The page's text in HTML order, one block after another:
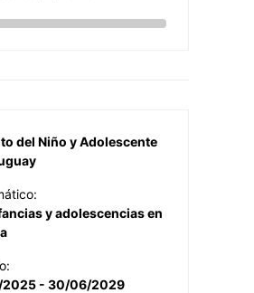
del Niño y Adolescente
y adolescencias en
- 30/06/2029